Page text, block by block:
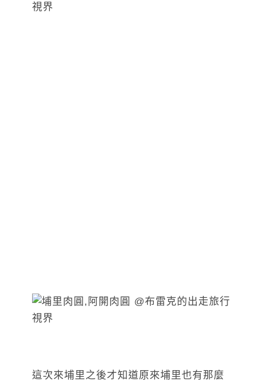
這次來埔里之後才知道原來埔里也有那麼